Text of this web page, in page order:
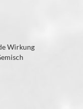
Wirkung